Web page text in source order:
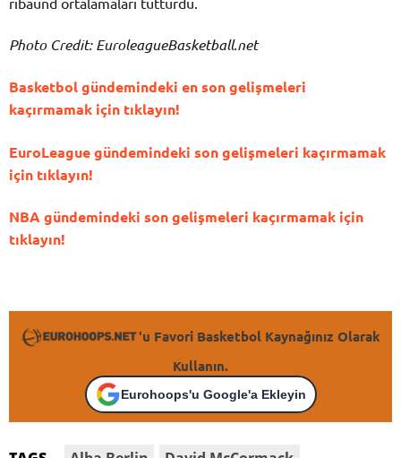
Photo Credit: EuroleagueBasketball.net
Basketbol gündemindeki en son gelişmeleri
kaçırmamak için tıklayın!
EuroLeague gündemindeki son gelişmeleri kaçırmamak
için tıklayın!
NBA gündemindeki son gelişmeleri kaçırmamak için
tıklayın!
'u Favori Basketbol Kaynağınız Olarak
Kullanın.
Eurohoops'u Google'a Ekleyin